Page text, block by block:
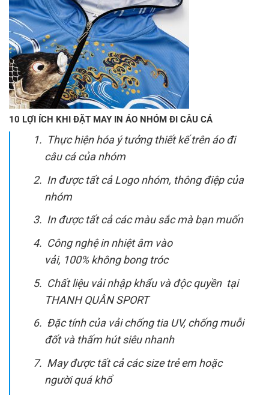
10 LỢI ÍCH KHI ĐẶT MAY IN ÁO NHÓM ĐI CÂU CÁ
Thực hiện hóa ý tưởng thiết kế trên áo đi
câu cá của nhóm
In được tất cả Logo nhóm, thông điệp của
nhóm
In được tất cả các màu sắc mà bạn muốn
Công nghệ in nhiệt âm vào
vải, 100%không bong tróc
Chất liệu vải nhập khẩu và độc quyền tại
THANH QUÂN SPORT
Đặc tính của vải chống tia UV, chống muỗi
đốt và thấm hút siêu nhanh
May được tất cả các size trẻ em hoặc
người quá khổ